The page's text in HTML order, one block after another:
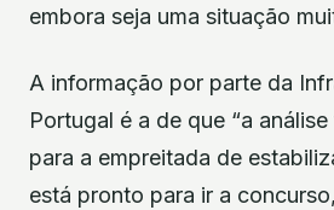
embora seja uma situação
A informação por parte da
Portugal é a de que “a
para a empreitada de
está pronto para ir a